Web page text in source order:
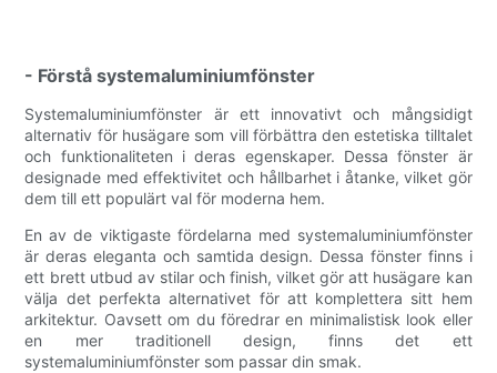
- Förstå systemaluminiumfönster
Systemaluminiumfönster är ett innovativt och mångsidigt
alternativ för husägare som vill förbättra den estetiska tilltalet
och funktionaliteten i deras egenskaper. Dessa fönster är
designade med effektivitet och hållbarhet i åtanke, vilket gör
dem till ett populärt val för moderna hem.
En av de viktigaste fördelarna med systemaluminiumfönster
är deras eleganta och samtida design. Dessa fönster finns i
ett brett utbud av stilar och finish, vilket gör att husägare kan
välja det perfekta alternativet för att komplettera sitt hem
arkitektur. Oavsett om du föredrar en minimalistisk look eller
en mer traditionell design, finns det ett
systemaluminiumfönster som passar din smak.